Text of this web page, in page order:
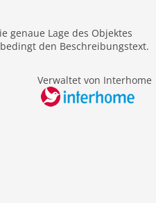
genaue Lage des Objektes
den Beschreibungstext.
Verwaltet von Interhome